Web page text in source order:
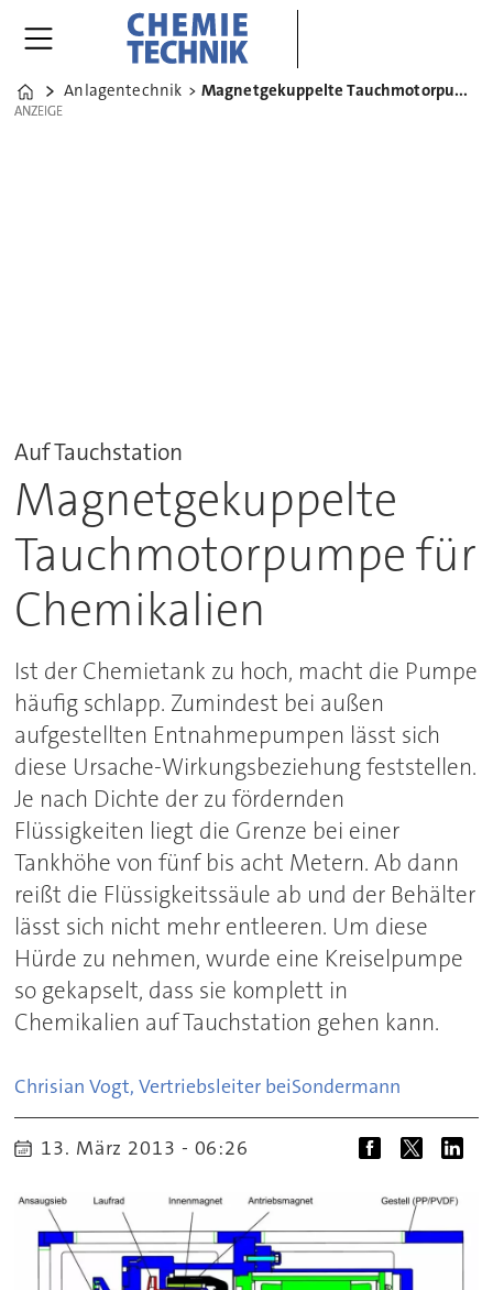
Home
Anlagentechnik Magnetgekuppelte Tauchmotorpumpe für Chemikalien
ANZEIGE
ANZEIGE
Auf Tauchstation
Magnetgekuppelte
Tauchmotorpumpe für
Chemikalien
Ist der Chemietank zu hoch, macht die Pumpe
häufig schlapp. Zumindest bei außen
aufgestellten Entnahmepumpen lässt sich
diese Ursache-Wirkungsbeziehung feststellen.
Je nach Dichte der zu fördernden
Flüssigkeiten liegt die Grenze bei einer
Tankhöhe von fünf bis acht Metern. Ab dann
reißt die Flüssigkeitssäule ab und der Behälter
lässt sich nicht mehr entleeren. Um diese
Hürde zu nehmen, wurde eine Kreiselpumpe
so gekapselt, dass sie komplett in
Chemikalien auf Tauchstation gehen kann.
Chrisian Vogt, Vertriebsleiter beiSondermann
13. März 2013 - 06:26